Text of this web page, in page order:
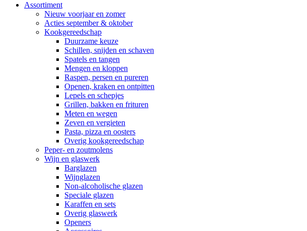
Assortiment
Nieuw voorjaar en zomer
Acties september & oktober
Kookgereedschap
Duurzame keuze
Schillen, snijden en schaven
Spatels en tangen
Mengen en kloppen
Raspen, persen en pureren
Openen, kraken en ontpitten
Lepels en schepjes
Grillen, bakken en frituren
Meten en wegen
Zeven en vergieten
Pasta, pizza en oosters
Overig kookgereedschap
Peper- en zoutmolens
Wijn en glaswerk
Barglazen
Wijnglazen
Non-alcoholische glazen
Speciale glazen
Karaffen en sets
Overig glaswerk
Openers